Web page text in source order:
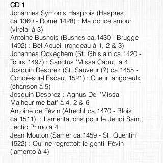
CD 1
Johannes Symonis Hasprois (Haspres
ca.1360 - Rome 1428) : Ma douce amour
(virelai à 3)
Antoine Busnois (Busnes ca.1430 - Brugge
1492) : Bel Acueil (rondeau à 1, 2 & 3)
Johannes Ockeghem (St. Ghislain ca.1420 -
Tours 1497) : Sanctus 'Missa Caput' à 4
Josquin Desprez (St. Sauveur (?) ca.1455 -
Condé-sur-l'Escaut 1521) : Cueur langoreulx
(chanson à 5)
Josquin Desprez : Agnus Dei 'Missa
Malheur me bat' à 4, 2 & 6
Antoine de Févin (Atrecht ca.1470 - Blois
ca.1511) : Lamentations pour le Jeudi Saint,
Lectio Primo à 4
Jean Mouton (Samer ca.1459 - St. Quentin
1522) : Qui ne regrettoit le gentil Févin
(lamento à 4)